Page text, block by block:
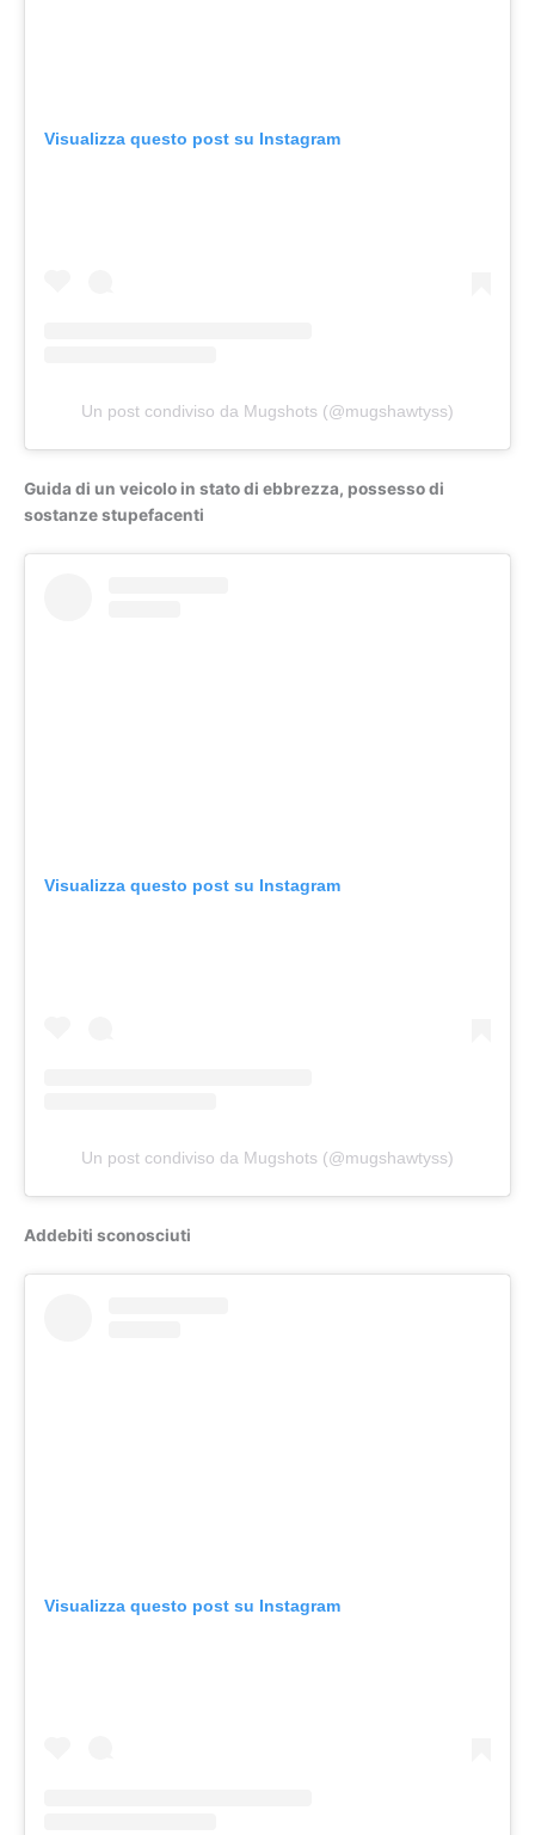
Visualizza questo post su Instagram
Un post condiviso da Mugshots (@mugshawtyss)
Guida di un veicolo in stato di ebbrezza, possesso di
sostanze stupefacenti
Visualizza questo post su Instagram
Un post condiviso da Mugshots (@mugshawtyss)
Addebiti sconosciuti
Visualizza questo post su Instagram